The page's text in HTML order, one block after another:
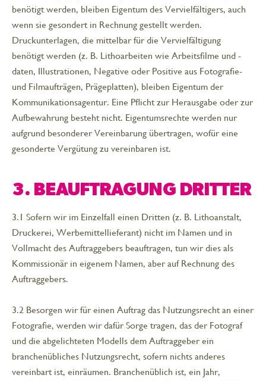
benötigt werden, bleiben Eigentum des Vervielfältigers, auch
wenn sie gesondert in Rechnung gestellt werden.
Druckunterlagen, die mittelbar für die Vervielfältigung
benötigt werden (z. B. Lithoarbeiten wie Arbeitsfilme und -
daten, Illustrationen, Negative oder Positive aus Fotografie-
und Filmaufträgen, Prägeplatten), bleiben Eigentum der
Kommunikationsagentur. Eine Pflicht zur Herausgabe oder zur
Aufbewahrung besteht nicht. Eigentumsrechte werden nur
aufgrund besonderer Vereinbarung übertragen, wofür eine
gesonderte Vergütung zu vereinbaren ist.
3. BEAUFTRAGUNG DRITTER
3.1 Sofern wir im Einzelfall einen Dritten (z. B. Lithoanstalt,
Druckerei, Werbemittellieferant) nicht im Namen und in
Vollmacht des Auftraggebers beauftragen, tun wir dies als
Kommissionär in eigenem Namen, aber auf Rechnung des
Auftraggebers.
3.2 Besorgen wir für einen Auftrag das Nutzungsrecht an einer
Fotografie, werden wir dafür Sorge tragen, das der Fotograf
und die abgelichteten Modells dem Auftraggeber ein
branchenübliches Nutzungsrecht, sofern nichts anderes
vereinbart ist, einräumen. Branchenüblich ist, ein Jahr,